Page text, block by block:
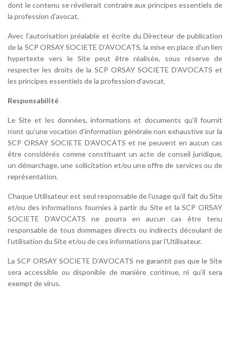
dont le contenu se révélerait contraire aux principes essentiels de
la profession d’avocat.
Avec l’autorisation préalable et écrite du Directeur de publication
de la SCP ORSAY SOCIETE D’AVOCATS, la mise en place d’un lien
hypertexte vers le Site peut être réalisée, sous réserve de
respecter les droits de la SCP ORSAY SOCIETE D’AVOCATS et
les principes essentiels de la profession d’avocat.
Responsabilité
Le Site et les données, informations et documents qu’il fournit
n’ont qu’une vocation d’information générale non exhaustive sur la
SCP ORSAY SOCIETE D’AVOCATS et ne peuvent en aucun cas
être considérés comme constituant un acte de conseil juridique,
un démarchage, une sollicitation et/ou une offre de services ou de
représentation.
Chaque Utilisateur est seul responsable de l’usage qu’il fait du Site
et/ou des informations fournies à partir du Site et la SCP ORSAY
SOCIETE D’AVOCATS ne pourra en aucun cas être tenu
responsable de tous dommages directs ou indirects découlant de
l’utilisation du Site et/ou de ces informations par l’Utilisateur.
La SCP ORSAY SOCIETE D’AVOCATS ne garantit pas que le Site
sera accessible ou disponible de manière continue, ni qu’il sera
exempt de virus.